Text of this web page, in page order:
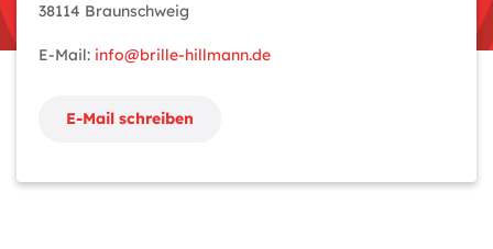
38114 Braunschweig
E-Mail: info@brille-hillmann.de
E-Mail schreiben